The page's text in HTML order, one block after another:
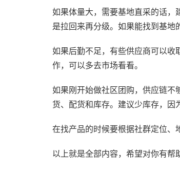
如果体量大，需要基地直采的话，
是拉回来再分级。如果能找到基地
如果后勤不足，有些供应商可以收
作，可以多去市场看看。
如果刚开始做社区团购，供应链不
货、配货和库存。建议少库存，因
在找产品的时候要根据社群定位、
以上就是全部内容，希望对你有帮